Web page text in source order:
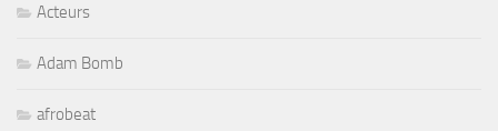
Acteurs
Adam Bomb
afrobeat